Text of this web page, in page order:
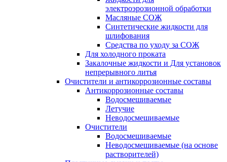
электроэрозионной обработки
Масляные СОЖ
Синтетические жидкости для
шлифования
Средства по уходу за СОЖ
Для холодного проката
Закалочные жидкости и Для установок
непрерывного литья
Очистители и антикоррозионные составы
Антикоррозионные составы
Водосмешиваемые
Летучие
Неводосмешиваемые
Очистители
Водосмешиваемые
Неводосмешиваемые (на основе
растворителей)